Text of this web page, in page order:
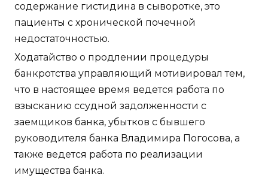
содержание гистидина в сыворотке, это
пациенты с хронической почечной
недостаточностью.
Ходатайство о продлении процедуры
банкротства управляющий мотивировал тем,
что в настоящее время ведется работа по
взысканию ссудной задолженности с
заемщиков банка, убытков с бывшего
руководителя банка Владимира Погосова, а
также ведется работа по реализации
имущества банка.